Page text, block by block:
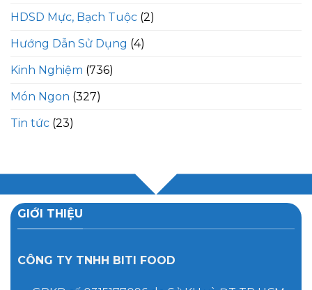
HDSD Mực, Bạch Tuộc (2)
Hướng Dẫn Sử Dụng (4)
Kinh Nghiệm (736)
Món Ngon (327)
Tin tức (23)
GIỚI THIỆU
CÔNG TY TNHH BITI FOOD